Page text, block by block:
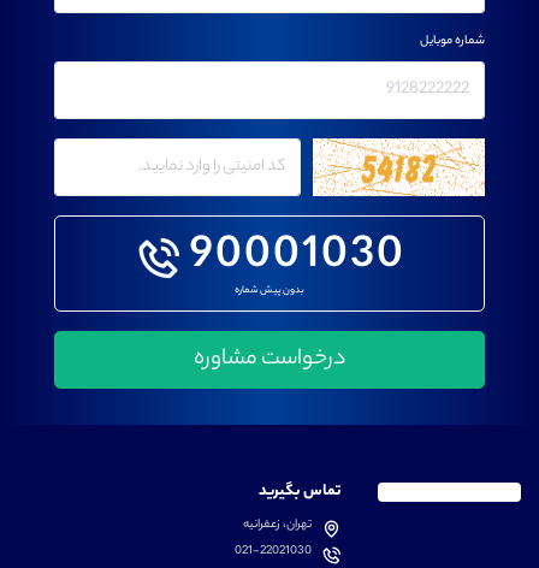
90001030
بدون پیش شماره
شماره موبایل
تماس بگیرید
تهران، زعفرانیه
021-22021030